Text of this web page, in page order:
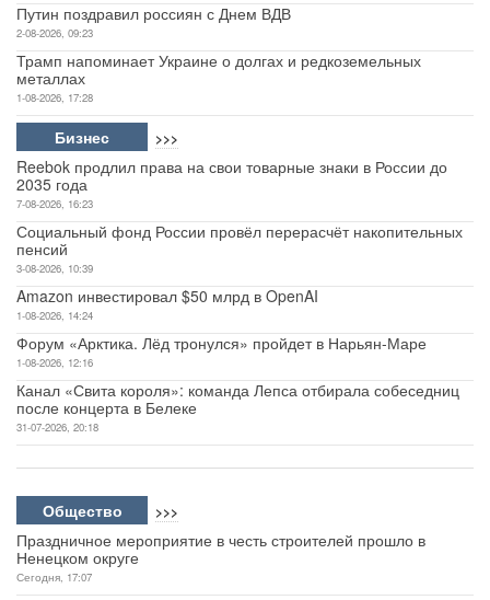
Путин поздравил россиян с Днем ВДВ
2-08-2026, 09:23
Трамп напоминает Украине о долгах и редкоземельных
металлах
1-08-2026, 17:28
Бизнес >>>
Reebok продлил права на свои товарные знаки в России до
2035 года
7-08-2026, 16:23
Социальный фонд России провёл перерасчёт накопительных
пенсий
3-08-2026, 10:39
Amazon инвестировал $50 млрд в OpenAI
1-08-2026, 14:24
Форум «Арктика. Лёд тронулся» пройдет в Нарьян-Маре
1-08-2026, 12:16
Канал «Свита короля»: команда Лепса отбирала собеседниц
после концерта в Белеке
31-07-2026, 20:18
Общество >>>
Праздничное мероприятие в честь строителей прошло в
Ненецком округе
Сегодня, 17:07